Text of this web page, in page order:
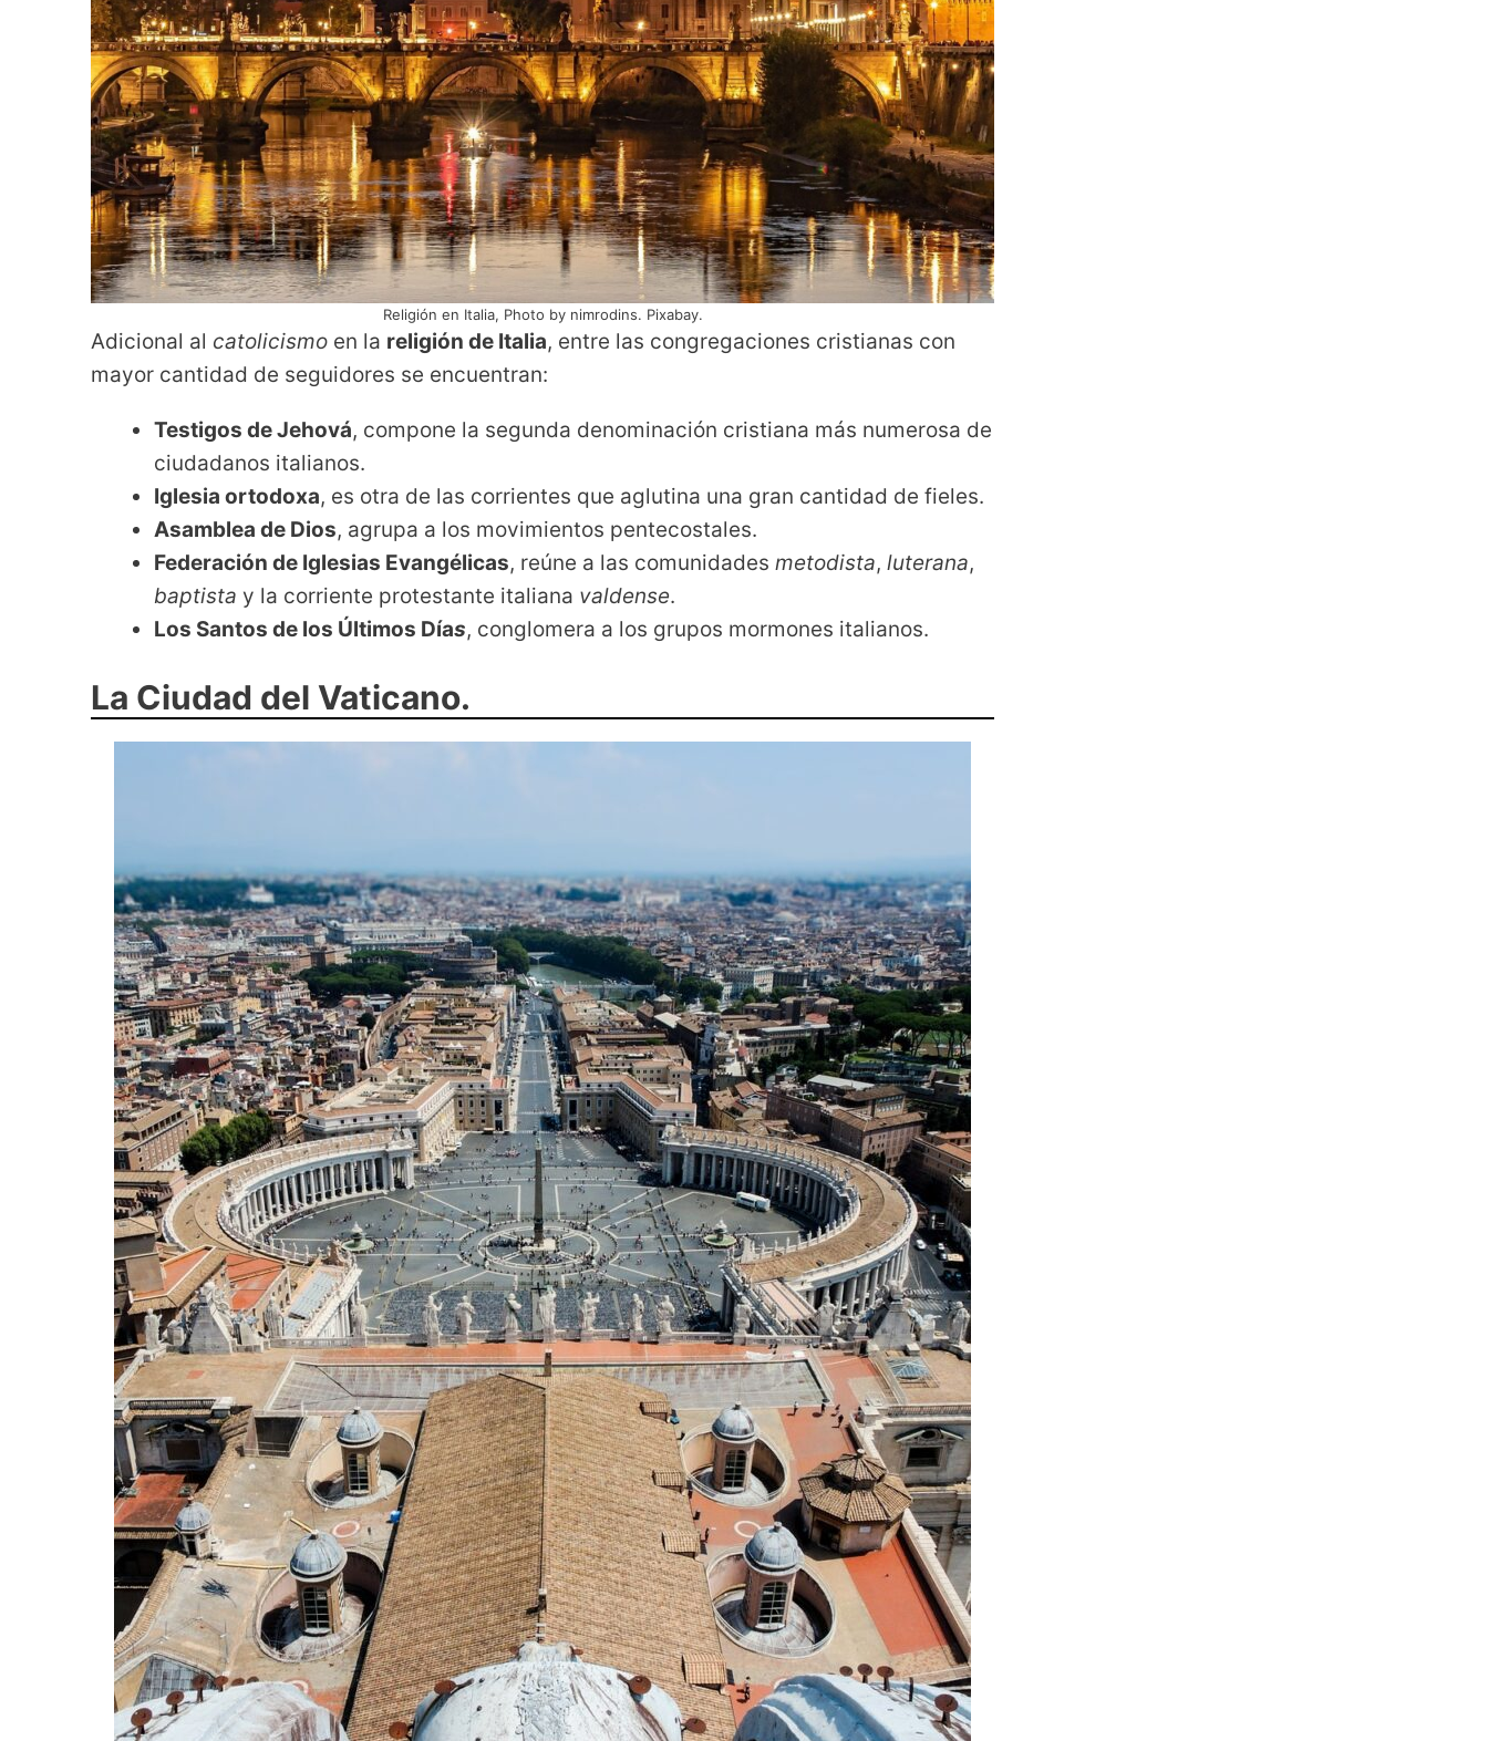
Religión en Italia, Photo by nimrodins. Pixabay.
Adicional al catolicismo en la religión de Italia, entre las congregaciones cristianas con
mayor cantidad de seguidores se encuentran:
Testigos de Jehová, compone la segunda denominación cristiana más numerosa de
ciudadanos italianos.
Iglesia ortodoxa, es otra de las corrientes que aglutina una gran cantidad de fieles.
Asamblea de Dios, agrupa a los movimientos pentecostales.
Federación de Iglesias Evangélicas, reúne a las comunidades metodista, luterana,
baptista y la corriente protestante italiana valdense.
Los Santos de los Últimos Días, conglomera a los grupos mormones italianos.
La Ciudad del Vaticano.